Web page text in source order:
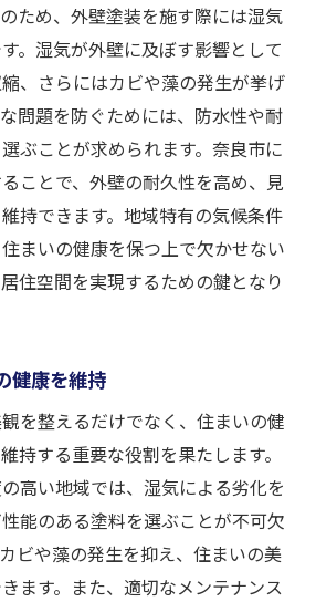
ため、外壁塗装を施す際には湿気
。湿気が外壁に及ぼす影響として
、さらにはカビや藻の発生が挙げ
問題を防ぐためには、防水性や耐
ぶことが求められます。奈良市に
ことで、外壁の耐久性を高め、見
持できます。地域特有の気候条件
まいの健康を保つ上で欠かせない
住空間を実現するための鍵となり
健康を維持
を整えるだけでなく、住まいの健
持する重要な役割を果たします。
高い地域では、湿気による劣化を
能のある塗料を選ぶことが不可欠
ビや藻の発生を抑え、住まいの美
ます。また、適切なメンテナンス